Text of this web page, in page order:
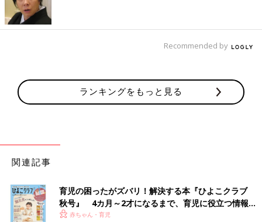
Recommended by
ランキングをもっと見る
関連記事
育児の困ったがズバリ！解決する本『ひよこクラブ
秋号』 4カ月～2才になるまで、育児に役立つ情報が
いっぱい！
赤ちゃん・育児